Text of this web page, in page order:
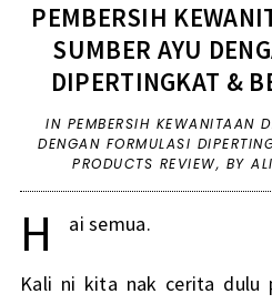
PEMBERSIH
SUMBER AYU
DIPERTINGKAT &
IN PEMBERSIH KEWANITAAN
DENGAN FORMULASI
PRODUCTS REVIEW, BY
H ai semua.
Kali ni kita nak cerita dulu